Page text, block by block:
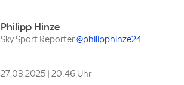
Philipp Hinze
Sky Sport Reporter@philipphinze24
27.03.2025 | 20:46 Uhr